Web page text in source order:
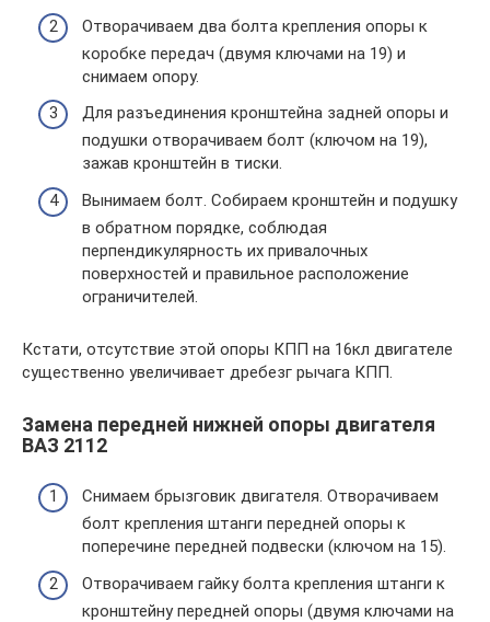
Отворачиваем два болта крепления опоры к
коробке передач (двумя ключами на 19) и
снимаем опору.
Для разъединения кронштейна задней опоры и
подушки отворачиваем болт (ключом на 19),
зажав кронштейн в тиски.
Вынимаем болт. Собираем кронштейн и подушку
в обратном порядке, соблюдая
перпендикулярность их привалочных
поверхностей и правильное расположение
ограничителей.
Кстати, отсутствие этой опоры КПП на 16кл двигателе
существенно увеличивает дребезг рычага КПП.
Замена передней нижней опоры двигателя
ВАЗ 2112
Снимаем брызговик двигателя. Отворачиваем
болт крепления штанги передней опоры к
поперечине передней подвески (ключом на 15).
Отворачиваем гайку болта крепления штанги к
кронштейну передней опоры (двумя ключами на